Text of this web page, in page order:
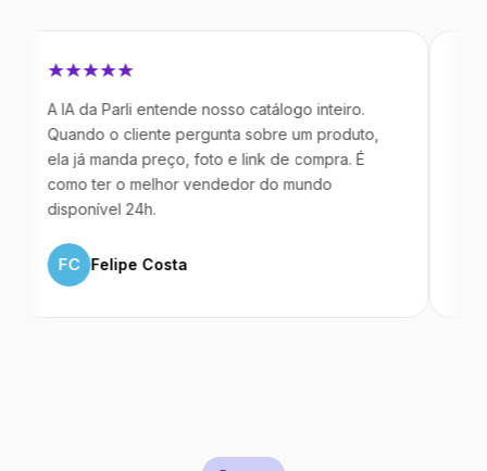
da Parli entende nosso catálogo inteiro.
o cliente pergunta sobre um produto,
já manda preço, foto e link de compra. É
ter o melhor vendedor do mundo
24h.
Felipe Costa